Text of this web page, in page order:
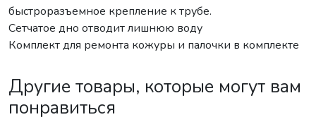
быстроразъемное крепление к трубе.
Сетчатое дно отводит лишнюю воду
Комплект для ремонта кожуры и палочки в комплекте
Другие товары, которые могут вам
понравиться